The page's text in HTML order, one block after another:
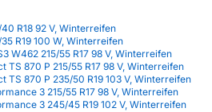
R18 92 V, Winterreifen
R19 100 W, Winterreifen
W462 215/55 R17 98 V, Winterreifen
TS 870 P 215/55 R17 98 V, Winterreifen
TS 870 P 235/50 R19 103 V, Winterreifen
3 215/55 R17 98 V, Winterreifen
3 245/45 R19 102 V, Winterreifen